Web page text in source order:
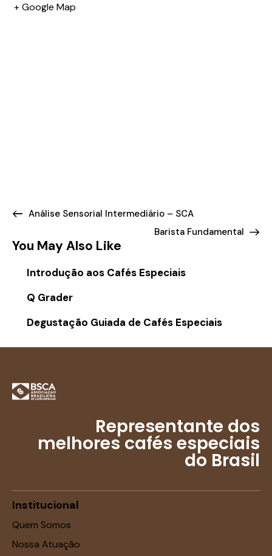
+ Google Map
Análise Sensorial Intermediário – SCA
Barista Fundamental
You May Also Like
Introdução aos Cafés Especiais
Q Grader
Degustação Guiada de Cafés Especiais
Representante dos
melhores cafés especiais
do Brasil
Institucional
Quem Somos
Nossa Atuação